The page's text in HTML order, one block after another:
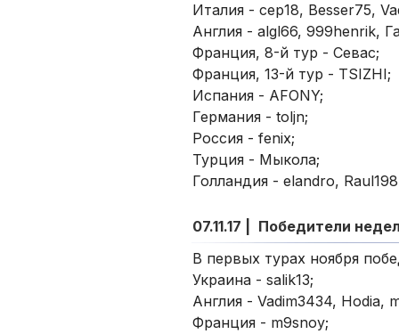
Италия - сер18, Besser75,
Англия - algl66, 999henrik,
Франция, 8-й тур - Севас;
Франция, 13-й тур - TSIZHI;
Испания - AFONY;
Германия - toljn;
Россия - fenix;
Турция - Мыкола;
Голландия - elandro,
07.11.17 |
Победители
В первых турах ноября
Украина - salik13;
Англия - Vadim3434, Hodia,
Франция - m9snoy;